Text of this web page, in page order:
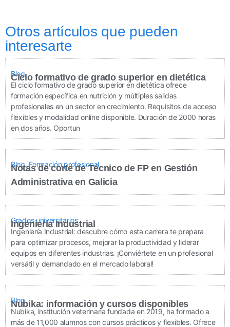
Otros artículos que pueden
interesarte
Blog
Ciclo formativo de grado superior en dietética
El ciclo formativo de grado superior en dietética ofrece
formación específica en nutrición y múltiples salidas
profesionales en un sector en crecimiento. Requisitos de acceso
flexibles y modalidad online disponible. Duración de 2000 horas
en dos años. Oportun
Blog,Formación profesional
Notas de corte de Técnico de FP en Gestión
Administrativa en Galicia
Grados universitarios
Ingeniería Industrial
Ingeniería Industrial: descubre cómo esta carrera te prepara
para optimizar procesos, mejorar la productividad y liderar
equipos en diferentes industrias. ¡Conviértete en un profesional
versátil y demandado en el mercado laboral!
Blog
Nubika: información y cursos disponibles
Nubika, institución veterinaria fundada en 2019, ha formado a
más de 11,000 alumnos con cursos prácticos y flexibles. Ofrece